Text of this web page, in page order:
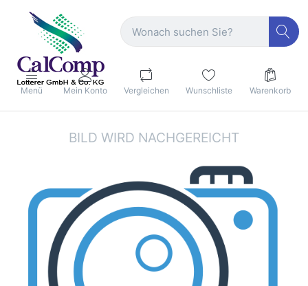
Menü Mein Konto Vergleichen Wunschliste Warenkorb